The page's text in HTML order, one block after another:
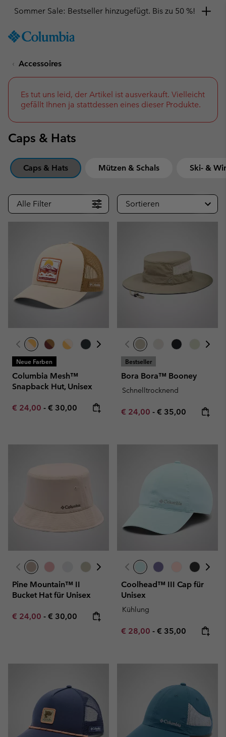
TO
SKIP
NAV
SKIP
TO
SEARCH
Hol dir einen 10 %-Gutschein
Accessoires
Es tut uns leid, der Artikel ist ausverkauft. Vielleicht
gefällt Ihnen ja stattdessen eines dieser Produkte.
Caps & Hats
Caps & Hats Mützen & Schals Ski- &
Alle Filter Sortieren
Neue Farben
Columbia Mesh™
Snapback Hut, Unisex
Minimum sale price:
€ 24,00 - Maximum price:
€ 30,00
Bestseller
Bora Bora™ Booney
Schnelltrocknend
Minimum sale price:
€ 24,00 - Maximum price:
€ 35,00
Pine Mountain™ II
Bucket Hat für Unisex
Minimum sale price:
€ 24,00 - Maximum price:
€ 30,00
Coolhead™ III Cap für
Unisex
Kühlung
Minimum sale price:
€ 28,00 - Maximum price:
€ 35,00